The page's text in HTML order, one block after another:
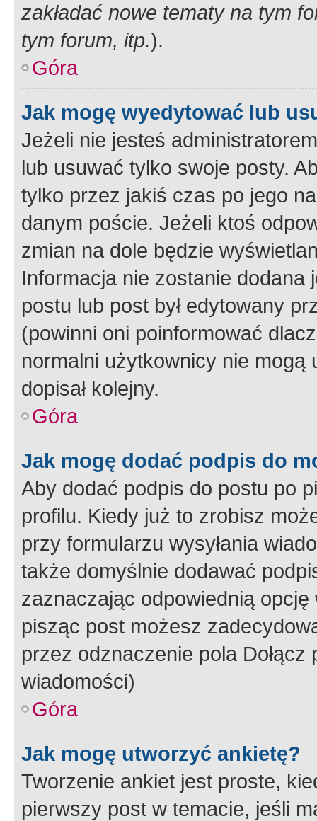
zakładać nowe tematy na tym
tym forum, itp.).
Góra
Jak mogę wyedytować lub
Jeżeli nie jesteś
lub usuwać tylko swoje posty.
tylko przez jakiś czas po jego
danym poście. Jeżeli ktoś
zmian na dole będzie
Informacja nie zostanie dodana
postu lub post był edytowany
(powinni oni poinformować
normalni użytkownicy nie
dopisał kolejny.
Góra
Jak mogę dodać podpis do
Aby dodać podpis do postu po
profilu. Kiedy już to zrobisz
przy formularzu wysyłania
także domyślnie dodawać
zaznaczając odpowiednią
pisząc post możesz
przez odznaczenie pola
wiadomości)
Góra
Jak mogę utworzyć ankietę?
Tworzenie ankiet jest proste,
pierwszy post w temacie, jeśli